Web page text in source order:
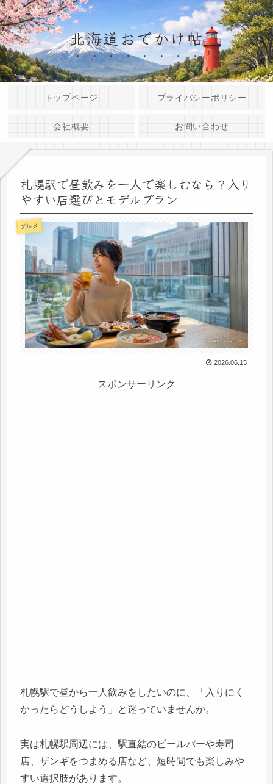
北海道おでかけ帖
トップページ プライバシーポリシー
会社概要 お問い合わせ
札幌駅で昼飲みを一人で楽しむなら？入り
やすい店選びとモデルプラン
グルメ
2026.06.15
スポンサーリンク
札幌駅で昼から一人飲みをしたいのに、「入りにく
かったらどうしよう」と迷っていませんか。
実は札幌駅周辺には、駅直結のビールバーや寿司
店、ザンギをつまめる店など、短時間でも楽しみや
すい選択肢があります。